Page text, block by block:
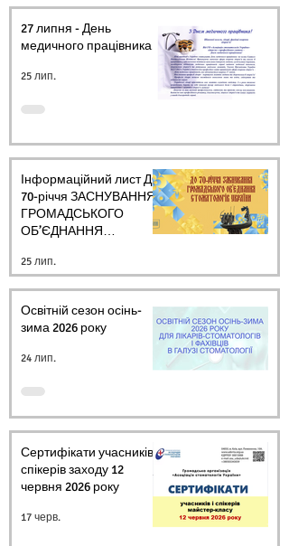
27 липня - День
медичного працівника.
25 лип.
Інформаційний лист ДО
70-річчя ЗАСНУВАННЯ
ГРОМАДСЬКОГО
ОБ’ЄДНАННЯ
УКРАЇНИ
25 лип.
Освітній сезон осінь-
зима 2026 року
24 лип.
Сертифікати учасників і
спікерів заходу 12
червня 2026 року
17 черв.